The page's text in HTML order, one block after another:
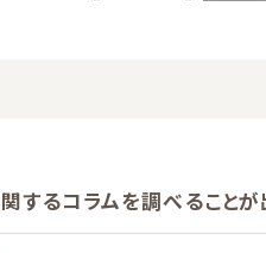
するコラムを調べることが